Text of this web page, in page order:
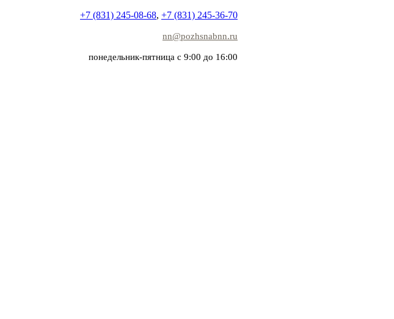
+7 (831) 245-08-68, +7 (831) 245-36-70
nn@pozhsnabnn.ru
понедельник-пятница с 9:00 до 16:00